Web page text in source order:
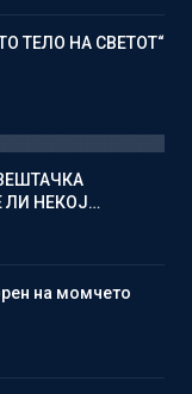
ТЕЛО НА СВЕТОТ“
ЛИ НЕКОЈ…
на момчето